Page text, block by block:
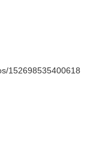
152698535400618